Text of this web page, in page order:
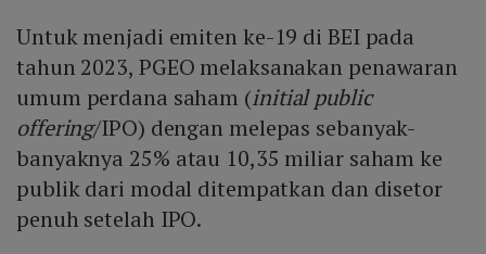
Untuk menjadi emiten ke-19 di BEI pada
tahun 2023, PGEO melaksanakan penawaran
umum perdana saham (initial public
offering/IPO) dengan melepas sebanyak-
banyaknya 25% atau 10,35 miliar saham ke
publik dari modal ditempatkan dan disetor
penuh setelah IPO.